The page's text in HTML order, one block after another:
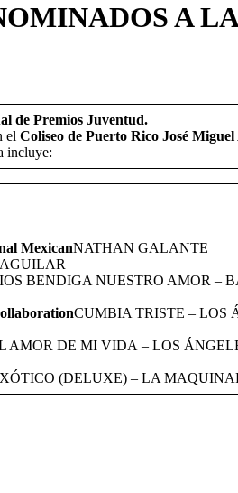
A
de Premios Juventud.
el Coliseo de Puerto Rico José
incluye:
MexicanNATHAN GALANTE
BENDIGA NUESTRO AMOR –
CUMBIA TRISTE – LOS
AMOR DE MI VIDA – LOS
(DELUXE) – LA